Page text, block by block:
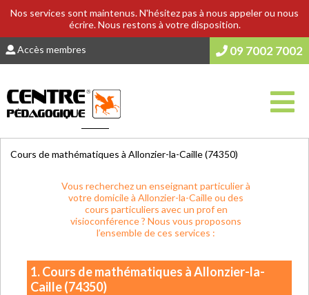
Nos services sont maintenus. N'hésitez pas à nous appeler ou nous
écrire. Nous restons à votre disposition.
Accès membres 09 7002 7002
Cours de mathématiques à Allonzier-la-Caille (74350)
Vous recherchez un enseignant particulier à
votre domicile à Allonzier-la-Caille ou des
cours particuliers avec un prof en
visioconférence ? Nous vous proposons
l’ensemble de ces services :
1. Cours de mathématiques à Allonzier-la-
Caille (74350)